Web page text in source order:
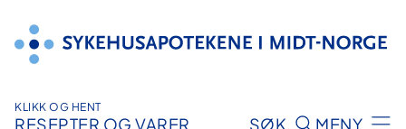
innhold
KLIKK OG HENT
RESEPTER OG VARER SØK MENY